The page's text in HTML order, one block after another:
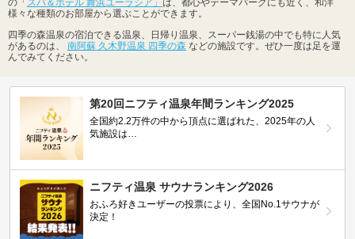
の「 スパ＆ホテル 舞浜ユーラシア」 は、都心やテーマパークにも近く、和洋
様々な種類のお部屋から選ぶことができます。
四季の森温泉の宿泊できる温泉、日帰り温泉、スーパー銭湯の中でも特に人気
があるのは、 南阿蘇 久木野温泉 四季の森 などの施設です。ぜひ一度は足を運
んでみてください。
第20回ニフティ温泉年間ランキング2025
全国約2.2万件の中から頂点に選ばれた、2025年の人
気施設は…
ニフティ温泉 サウナランキング2026
おふろ好きユーザーの投票により、全国No.1サウナが
決定！